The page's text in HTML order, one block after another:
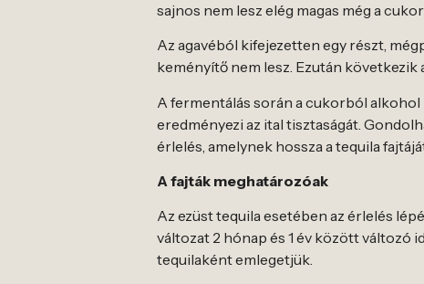
sajnos nem lesz elég magas még a
Az agavéból kifejezetten egy részt,
keményítő nem lesz. Ezután következik
A fermentálás során a cukorból alkohol
eredményezi az ital tisztaságát.
érlelés, amelynek hossza a tequila
A fajták meghatározóak
Az ezüst tequila esetében az érlelés
változat 2 hónap és 1 év között változó
tequilaként emlegetjük.